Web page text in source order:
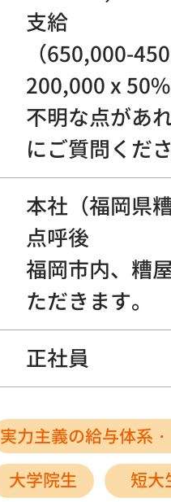
支給
（650,000-
200,000 x
不明な点があ
にご質問くだ
本社（福岡県
点呼後
福岡市内、糟
ただきます。
正社員
実力主義の給与体系
大学院生
短大